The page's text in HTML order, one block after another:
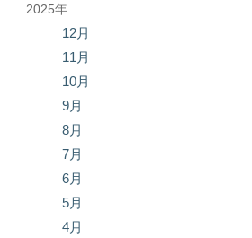
2025年
12月
11月
10月
9月
8月
7月
6月
5月
4月